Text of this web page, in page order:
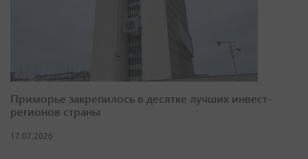
Приморье закрепилось в десятке лучших инвест-
регионов страны
17.07.2026